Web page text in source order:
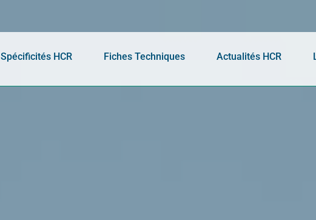
Spécificités HCR Fiches Techniques Actualités HCR